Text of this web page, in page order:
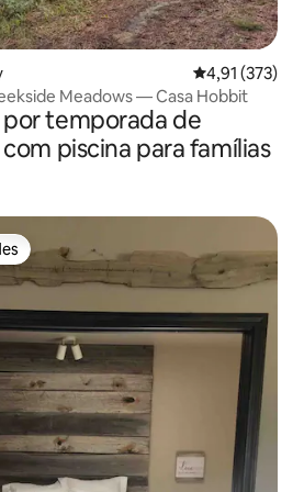
4,91 de uma
4,91 (373)
Meadows — Casa Hobbit
temporada de
piscina para famílias